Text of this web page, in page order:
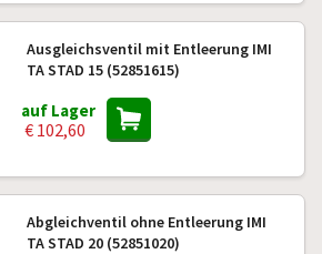
Ausgleichsventil mit Entleerung IMI
TA STAD 15 (52851615)
auf Lager
€ 102,60
Abgleichventil ohne Entleerung IMI
TA STAD 20 (52851020)